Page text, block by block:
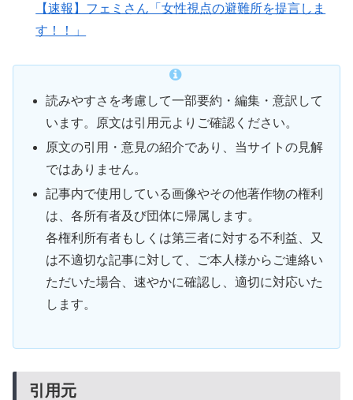
【速報】フェミさん「女性視点の避難所を提言しま
す！！」
読みやすさを考慮して一部要約・編集・意訳して
います。原文は引用元よりご確認ください。
原文の引用・意見の紹介であり、当サイトの見解
ではありません。
記事内で使用している画像やその他著作物の権利
は、各所有者及び団体に帰属します。
各権利所有者もしくは第三者に対する不利益、又
は不適切な記事に対して、ご本人様からご連絡い
ただいた場合、速やかに確認し、適切に対応いた
します。
引用元